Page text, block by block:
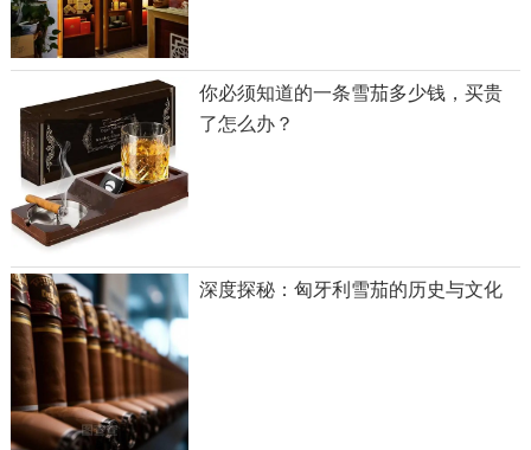
你必须知道的一条雪茄多少钱，买贵
了怎么办？
深度探秘：匈牙利雪茄的历史与文化